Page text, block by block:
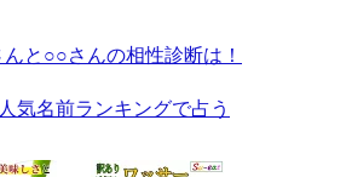
と○○さんの相性診断は！
気名前ランキングで占う